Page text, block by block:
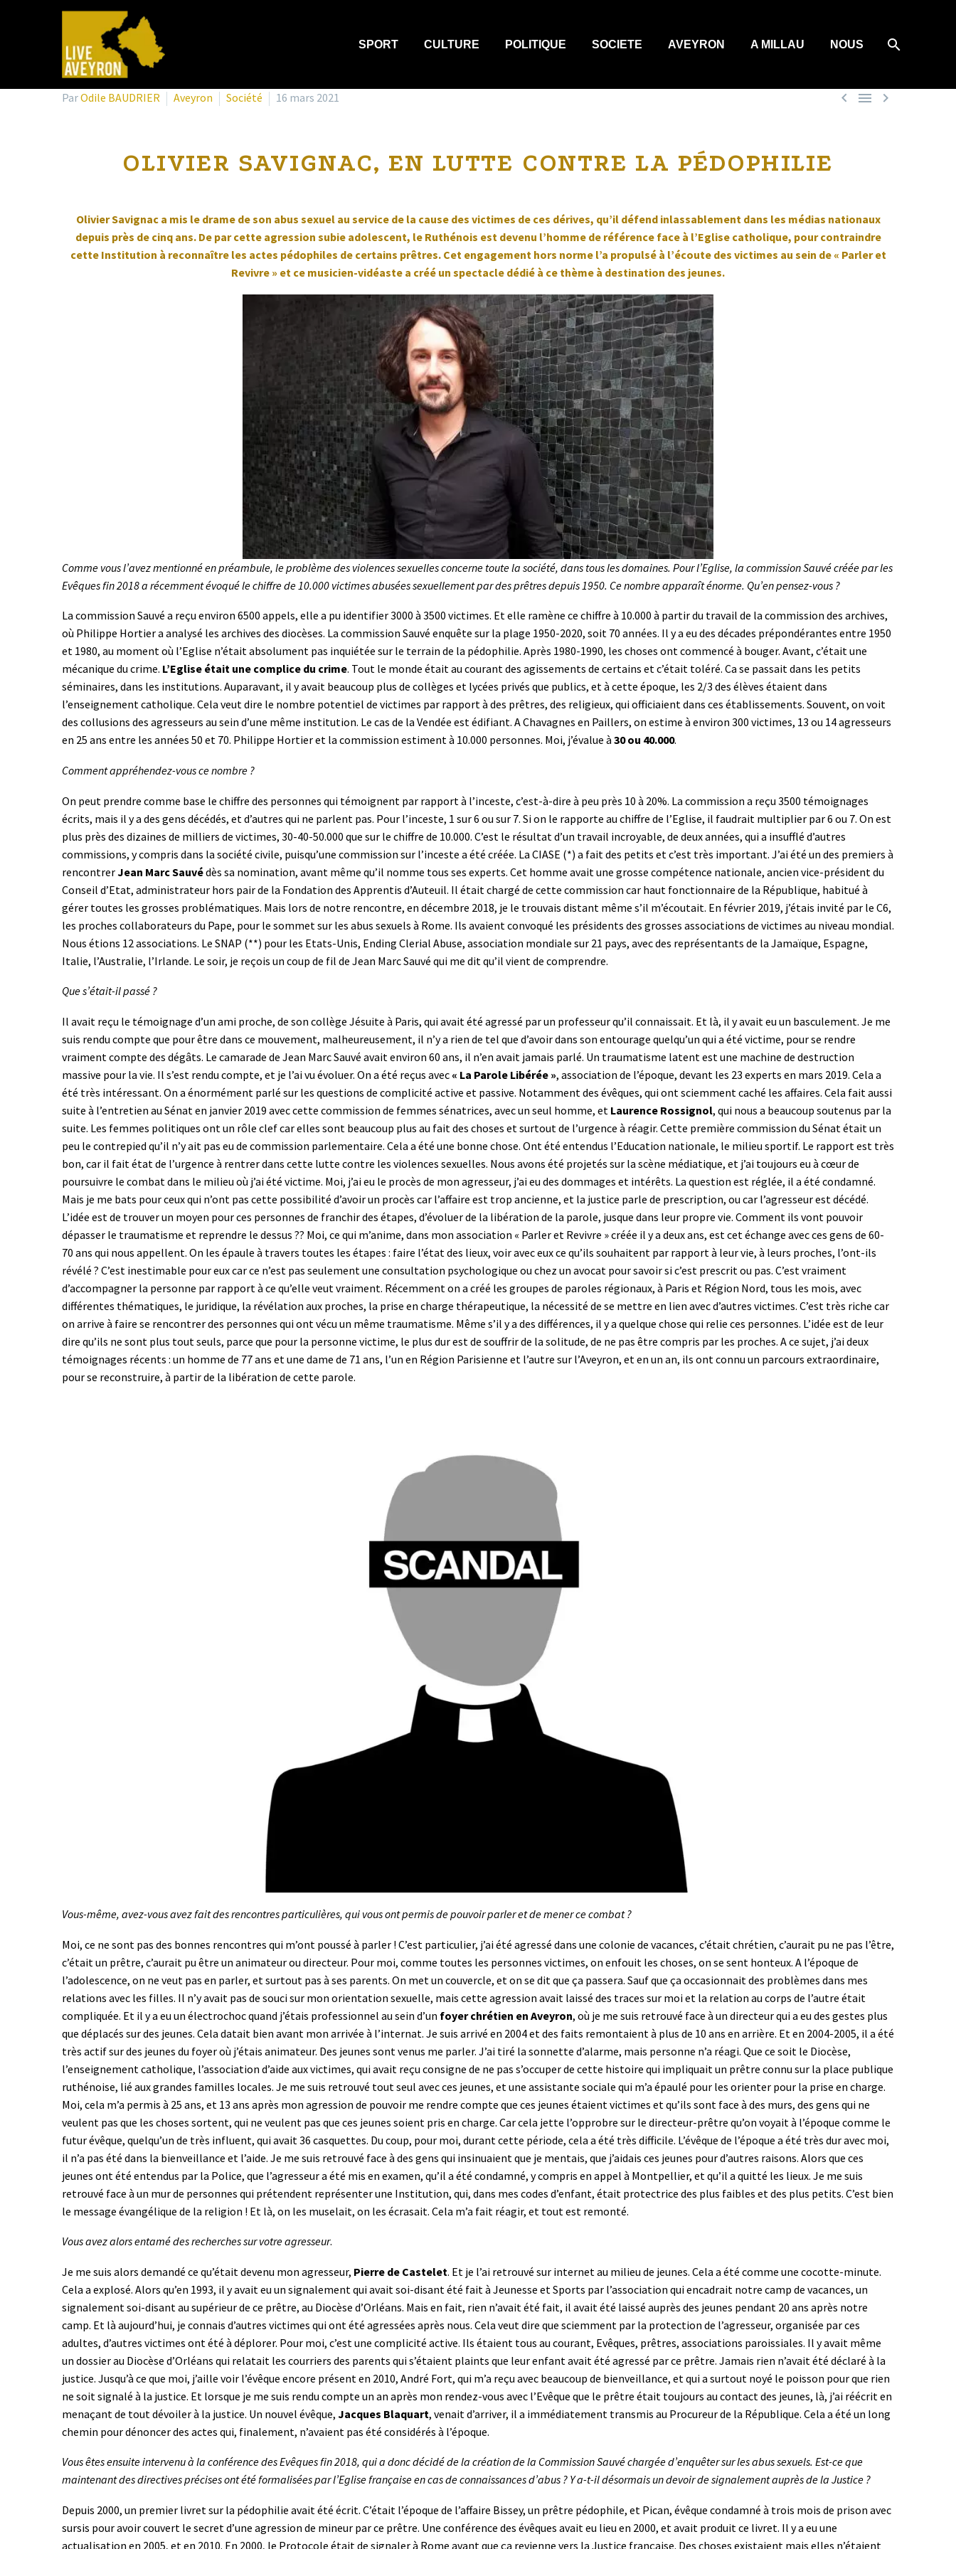
SPORT CULTURE POLITIQUE SOCIETE AVEYRON A MILLAU NOUS
  
ParOdile BAUDRIER Aveyron Société 16 mars 2021
OLIVIER SAVIGNAC, EN LUTTE CONTRE LA PÉDOPHILIE
Olivier Savignac a mis le drame de son abus sexuel au service de la cause des victimes de ces dérives, qu’il défend inlassablement dans les médias nationaux
depuis près de cinq ans. De par cette agression subie adolescent, le Ruthénois est devenu l’homme de référence face à l’Eglise catholique, pour contraindre
cette Institution à reconnaître les actes pédophiles de certains prêtres. Cet engagement hors norme l’a propulsé à l’écoute des victimes au sein de « Parler et
Revivre » et ce musicien-vidéaste a créé un spectacle dédié à ce thème à destination des jeunes.
Comme vous l’avez mentionné en préambule, le problème des violences sexuelles concerne toute la société, dans tous les domaines. Pour l’Eglise, la commission Sauvé créée par les
Evêques fin 2018 a récemment évoqué le chiffre de 10.000 victimes abusées sexuellement par des prêtres depuis 1950. Ce nombre apparaît énorme. Qu’en pensez-vous ?
La commission Sauvé a reçu environ 6500 appels, elle a pu identifier 3000 à 3500 victimes. Et elle ramène ce chiffre à 10.000 à partir du travail de la commission des archives,
où Philippe Hortier a analysé les archives des diocèses. La commission Sauvé enquête sur la plage 1950-2020, soit 70 années. Il y a eu des décades prépondérantes entre 1950
et 1980, au moment où l’Eglise n’était absolument pas inquiétée sur le terrain de la pédophilie. Après 1980-1990, les choses ont commencé à bouger. Avant, c’était une
mécanique du crime. L’Eglise était une complice du crime. Tout le monde était au courant des agissements de certains et c’était toléré. Ca se passait dans les petits
séminaires, dans les institutions. Auparavant, il y avait beaucoup plus de collèges et lycées privés que publics, et à cette époque, les 2/3 des élèves étaient dans
l’enseignement catholique. Cela veut dire le nombre potentiel de victimes par rapport à des prêtres, des religieux, qui officiaient dans ces établissements. Souvent, on voit
des collusions des agresseurs au sein d’une même institution. Le cas de la Vendée est édifiant. A Chavagnes en Paillers, on estime à environ 300 victimes, 13 ou 14 agresseurs
en 25 ans entre les années 50 et 70. Philippe Hortier et la commission estiment à 10.000 personnes. Moi, j’évalue à 30 ou 40.000.
Comment appréhendez-vous ce nombre ?
On peut prendre comme base le chiffre des personnes qui témoignent par rapport à l’inceste, c’est-à-dire à peu près 10 à 20%. La commission a reçu 3500 témoignages
écrits, mais il y a des gens décédés, et d’autres qui ne parlent pas. Pour l’inceste, 1 sur 6 ou sur 7. Si on le rapporte au chiffre de l’Eglise, il faudrait multiplier par 6 ou 7. On est
plus près des dizaines de milliers de victimes, 30-40-50.000 que sur le chiffre de 10.000. C’est le résultat d’un travail incroyable, de deux années, qui a insufflé d’autres
commissions, y compris dans la société civile, puisqu’une commission sur l’inceste a été créée. La CIASE (*) a fait des petits et c’est très important. J’ai été un des premiers à
rencontrerJean Marc Sauvédès sa nomination, avant même qu’il nomme tous ses experts. Cet homme avait une grosse compétence nationale, ancien vice-président du
Conseil d’Etat, administrateur hors pair de la Fondation des Apprentis d’Auteuil. Il était chargé de cette commission car haut fonctionnaire de la République, habitué à
gérer toutes les grosses problématiques. Mais lors de notre rencontre, en décembre 2018, je le trouvais distant même s’il m’écoutait. En février 2019, j’étais invité par le C6,
les proches collaborateurs du Pape, pour le sommet sur les abus sexuels à Rome. Ils avaient convoqué les présidents des grosses associations de victimes au niveau mondial.
Nous étions 12 associations. Le SNAP (**) pour les Etats-Unis, Ending Clerial Abuse, association mondiale sur 21 pays, avec des représentants de la Jamaïque, Espagne,
Italie, l’Australie, l’Irlande. Le soir, je reçois un coup de fil de Jean Marc Sauvé qui me dit qu’il vient de comprendre.
Que s’était-il passé ?
Il avait reçu le témoignage d’un ami proche, de son collège Jésuite à Paris, qui avait été agressé par un professeur qu’il connaissait. Et là, il y avait eu un basculement. Je me
suis rendu compte que pour être dans ce mouvement, malheureusement, il n’y a rien de tel que d’avoir dans son entourage quelqu’un qui a été victime, pour se rendre
vraiment compte des dégâts. Le camarade de Jean Marc Sauvé avait environ 60 ans, il n’en avait jamais parlé. Un traumatisme latent est une machine de destruction
massive pour la vie. Il s’est rendu compte, et je l’ai vu évoluer. On a été reçus avec « La Parole Libérée », association de l’époque, devant les 23 experts en mars 2019. Cela a
été très intéressant. On a énormément parlé sur les questions de complicité active et passive. Notamment des évêques, qui ont sciemment caché les affaires. Cela fait aussi
suite à l’entretien au Sénat en janvier 2019 avec cette commission de femmes sénatrices, avec un seul homme, et Laurence Rossignol, qui nous a beaucoup soutenus par la
suite. Les femmes politiques ont un rôle clef car elles sont beaucoup plus au fait des choses et surtout de l’urgence à réagir. Cette première commission du Sénat était un
peu le contrepied qu’il n’y ait pas eu de commission parlementaire. Cela a été une bonne chose. Ont été entendus l’Education nationale, le milieu sportif. Le rapport est très
bon, car il fait état de l’urgence à rentrer dans cette lutte contre les violences sexuelles. Nous avons été projetés sur la scène médiatique, et j’ai toujours eu à cœur de
poursuivre le combat dans le milieu où j’ai été victime. Moi, j’ai eu le procès de mon agresseur, j’ai eu des dommages et intérêts. La question est réglée, il a été condamné.
Mais je me bats pour ceux qui n’ont pas cette possibilité d’avoir un procès car l’affaire est trop ancienne, et la justice parle de prescription, ou car l’agresseur est décédé.
L’idée est de trouver un moyen pour ces personnes de franchir des étapes, d’évoluer de la libération de la parole, jusque dans leur propre vie. Comment ils vont pouvoir
dépasser le traumatisme et reprendre le dessus ?? Moi, ce qui m’anime, dans mon association « Parler et Revivre » créée il y a deux ans, est cet échange avec ces gens de 60-
70 ans qui nous appellent. On les épaule à travers toutes les étapes : faire l’état des lieux, voir avec eux ce qu’ils souhaitent par rapport à leur vie, à leurs proches, l’ont-ils
révélé ? C’est inestimable pour eux car ce n’est pas seulement une consultation psychologique ou chez un avocat pour savoir si c’est prescrit ou pas. C’est vraiment
d’accompagner la personne par rapport à ce qu’elle veut vraiment. Récemment on a créé les groupes de paroles régionaux, à Paris et Région Nord, tous les mois, avec
différentes thématiques, le juridique, la révélation aux proches, la prise en charge thérapeutique, la nécessité de se mettre en lien avec d’autres victimes. C’est très riche car
on arrive à faire se rencontrer des personnes qui ont vécu un même traumatisme. Même s’il y a des différences, il y a quelque chose qui relie ces personnes. L’idée est de leur
dire qu’ils ne sont plus tout seuls, parce que pour la personne victime, le plus dur est de souffrir de la solitude, de ne pas être compris par les proches. A ce sujet, j’ai deux
témoignages récents : un homme de 77 ans et une dame de 71 ans, l’un en Région Parisienne et l’autre sur l’Aveyron, et en un an, ils ont connu un parcours extraordinaire,
pour se reconstruire, à partir de la libération de cette parole.
Vous-même, avez-vous avez fait des rencontres particulières, qui vous ont permis de pouvoir parler et de mener ce combat ?
Moi, ce ne sont pas des bonnes rencontres qui m’ont poussé à parler ! C’est particulier, j’ai été agressé dans une colonie de vacances, c’était chrétien, c’aurait pu ne pas l’être,
c’était un prêtre, c’aurait pu être un animateur ou directeur. Pour moi, comme toutes les personnes victimes, on enfouit les choses, on se sent honteux. A l’époque de
l’adolescence, on ne veut pas en parler, et surtout pas à ses parents. On met un couvercle, et on se dit que ça passera. Sauf que ça occasionnait des problèmes dans mes
relations avec les filles. Il n’y avait pas de souci sur mon orientation sexuelle, mais cette agression avait laissé des traces sur moi et la relation au corps de l’autre était
compliquée. Et il y a eu un électrochoc quand j’étais professionnel au sein d’un foyer chrétien en Aveyron, où je me suis retrouvé face à un directeur qui a eu des gestes plus
que déplacés sur des jeunes. Cela datait bien avant mon arrivée à l’internat. Je suis arrivé en 2004 et des faits remontaient à plus de 10 ans en arrière. Et en 2004-2005, il a été
très actif sur des jeunes du foyer où j’étais animateur. Des jeunes sont venus me parler. J’ai tiré la sonnette d’alarme, mais personne n’a réagi. Que ce soit le Diocèse,
l’enseignement catholique, l’association d’aide aux victimes, qui avait reçu consigne de ne pas s’occuper de cette histoire qui impliquait un prêtre connu sur la place publique
ruthénoise, lié aux grandes familles locales. Je me suis retrouvé tout seul avec ces jeunes, et une assistante sociale qui m’a épaulé pour les orienter pour la prise en charge.
Moi, cela m’a permis à 25 ans, et 13 ans après mon agression de pouvoir me rendre compte que ces jeunes étaient victimes et qu’ils sont face à des murs, des gens qui ne
veulent pas que les choses sortent, qui ne veulent pas que ces jeunes soient pris en charge. Car cela jette l’opprobre sur le directeur-prêtre qu’on voyait à l’époque comme le
futur évêque, quelqu’un de très influent, qui avait 36 casquettes. Du coup, pour moi, durant cette période, cela a été très difficile. L’évêque de l’époque a été très dur avec moi,
il n’a pas été dans la bienveillance et l’aide. Je me suis retrouvé face à des gens qui insinuaient que je mentais, que j’aidais ces jeunes pour d’autres raisons. Alors que ces
jeunes ont été entendus par la Police, que l’agresseur a été mis en examen, qu’il a été condamné, y compris en appel à Montpellier, et qu’il a quitté les lieux. Je me suis
retrouvé face à un mur de personnes qui prétendent représenter une Institution, qui, dans mes codes d’enfant, était protectrice des plus faibles et des plus petits. C’est bien
le message évangélique de la religion ! Et là, on les muselait, on les écrasait. Cela m’a fait réagir, et tout est remonté.
Vous avez alors entamé des recherches sur votre agresseur.
Je me suis alors demandé ce qu’était devenu mon agresseur, Pierre de Castelet. Et je l’ai retrouvé sur internet au milieu de jeunes. Cela a été comme une cocotte-minute.
Cela a explosé. Alors qu’en 1993, il y avait eu un signalement qui avait soi-disant été fait à Jeunesse et Sports par l’association qui encadrait notre camp de vacances, un
signalement soi-disant au supérieur de ce prêtre, au Diocèse d’Orléans. Mais en fait, rien n’avait été fait, il avait été laissé auprès des jeunes pendant 20 ans après notre
camp. Et là aujourd’hui, je connais d’autres victimes qui ont été agressées après nous. Cela veut dire que sciemment par la protection de l’agresseur, organisée par ces
adultes, d’autres victimes ont été à déplorer. Pour moi, c’est une complicité active. Ils étaient tous au courant, Evêques, prêtres, associations paroissiales. Il y avait même
un dossier au Diocèse d’Orléans qui relatait les courriers des parents qui s’étaient plaints que leur enfant avait été agressé par ce prêtre. Jamais rien n’avait été déclaré à la
justice. Jusqu’à ce que moi, j’aille voir l’évêque encore présent en 2010, André Fort, qui m’a reçu avec beaucoup de bienveillance, et qui a surtout noyé le poisson pour que rien
ne soit signalé à la justice. Et lorsque je me suis rendu compte un an après mon rendez-vous avec l’Evêque que le prêtre était toujours au contact des jeunes, là, j’ai réécrit en
menaçant de tout dévoiler à la justice. Un nouvel évêque, Jacques Blaquart, venait d’arriver, il a immédiatement transmis au Procureur de la République. Cela a été un long
chemin pour dénoncer des actes qui, finalement, n’avaient pas été considérés à l’époque.
Vous êtes ensuite intervenu à la conférence des Evêques fin 2018, qui a donc décidé de la création de la Commission Sauvé chargée d’enquêter sur les abus sexuels. Est-ce que
maintenant des directives précises ont été formalisées par l’Eglise française en cas de connaissances d’abus ? Y a-t-il désormais un devoir de signalement auprès de la Justice ?
Depuis 2000, un premier livret sur la pédophilie avait été écrit. C’était l’époque de l’affaire Bissey, un prêtre pédophile, et Pican, évêque condamné à trois mois de prison avec
sursis pour avoir couvert le secret d’une agression de mineur par ce prêtre. Une conférence des évêques avait eu lieu en 2000, et avait produit ce livret. Il y a eu une
actualisation en 2005, et en 2010. En 2000, le Protocole était de signaler à Rome avant que ça revienne vers la Justice française. Des choses existaient mais elles n’étaient